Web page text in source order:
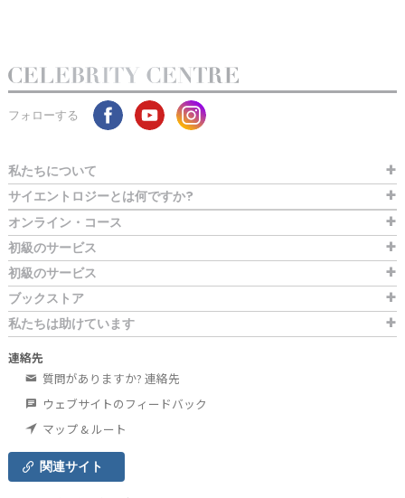
フォローする
私たちについて
サイエントロジーとは何ですか?
オンライン・コース
初級のサービス
初級のサービス
ブックストア
私たちは助けています
連絡先
質問がありますか? 連絡先
ウェブサイトのフィードバック
マップ & ルート
関連サイト